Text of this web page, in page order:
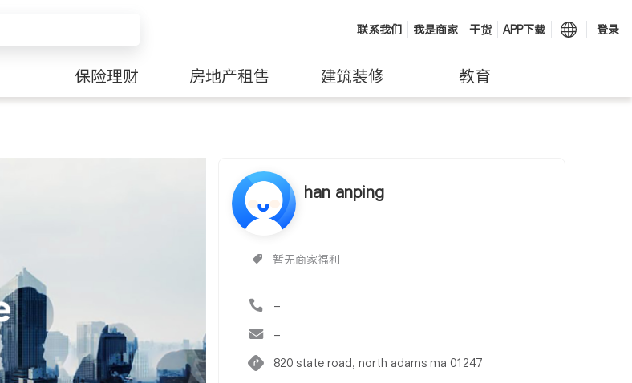
联系我们 我是商家 干货 APP下载 登录
保险理财 房地产租售 建筑装修 教育
han anping
暂无商家福利
-
-
820 state road, north adams ma 01247